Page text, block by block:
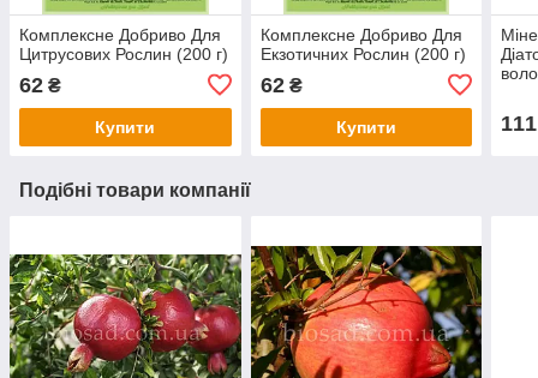
Комплексне Добриво Для
Цитрусових Рослин (200 г)
62 ₴
Купити
Комплексне Добриво Для
Екзотичних Рослин (200 г)
62₴
Купити 111
Подібні товари компанії